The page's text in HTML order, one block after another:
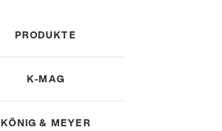
PRODUKTE
K-MAG
KÖNIG & MEYER